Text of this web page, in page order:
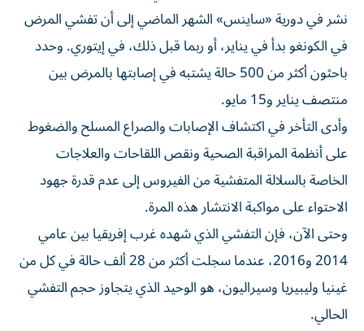
نشر في دورية «ساينس» الشهر الماضي إلى أن تفشي المرض
في الكونغو بدأ ⁠في يناير، أو ربما قبل ذلك، في إيتوري. وحدد
باحثون أكثر من 500 حالة يشتبه ​في إصابتها ‌بالمرض بين
منتصف يناير و15 مايو.
وأدى التأخر في اكتشاف الإصابات والصراع المسلح والضغوط
على أنظمة المراقبة الصحية ونقص اللقاحات والعلاجات
الخاصة ‌بالسلالة المتفشية من ‌الفيروس إلى عدم قدرة ⁠جهود
الاحتواء على مواكبة الانتشار هذه المرة.
وحتى ‌الآن، فإن التفشي الذي شهده غرب إفريقيا بين عامي
2014 و2016، عندما سجلت ⁠أكثر من 28 ألف حالة ​في كل من
غينيا وليبيريا وسيراليون، هو الوحيد الذي يتجاوز حجم التفشي
الحالي.